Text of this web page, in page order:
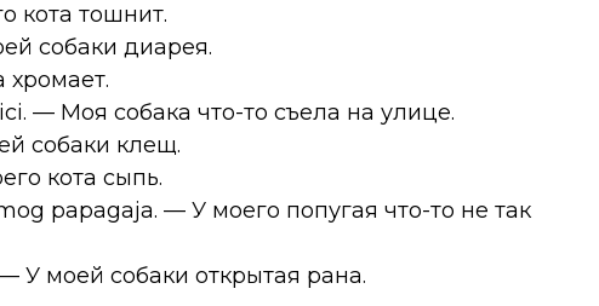
кота тошнит.
собаки диарея.
хромает.
— Моя собака что-то съела на улице.
собаки клещ.
кота сыпь.
papagaja. — У моего попугая что-то не так
У моей собаки открытая рана.